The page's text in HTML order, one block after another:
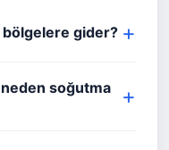
gider?
neden soğutma